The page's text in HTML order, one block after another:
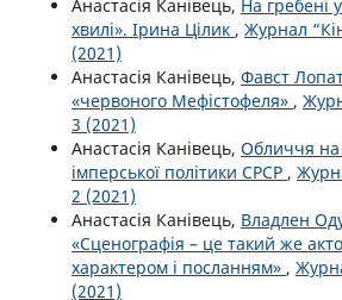
Анастасія Канівець, На гребені
хвилі». Ірина Цілик , Журнал
(2021)
Анастасія Канівець, Фавст
«червоного Мефістофеля» ,
3 (2021)
Анастасія Канівець, Обличчя на
імперської політики СРСР ,
2 (2021)
Анастасія Канівець, Владлен
«Сценографія – це такий же
характером і посланням» ,
(2021)